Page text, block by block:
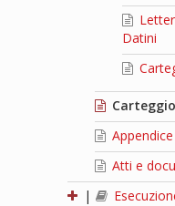
Datini
Atti e
|